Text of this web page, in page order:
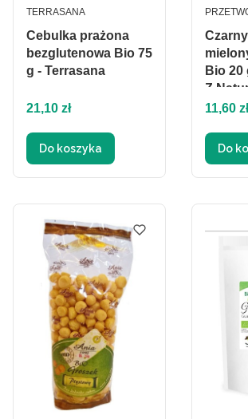
Cebulka prażona
bezglutenowa Bio 75
g - Terrasana
PRODUCENT
TERRASANA
Cena
21,10 zł
Do koszyka
Bio 20
Z
Cena
11,60 zł
Do